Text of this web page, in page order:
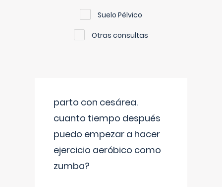
Suelo Pélvico
Otras consultas
parto con cesárea.
cuanto tiempo después
puedo empezar a hacer
ejercicio aeróbico como
zumba?